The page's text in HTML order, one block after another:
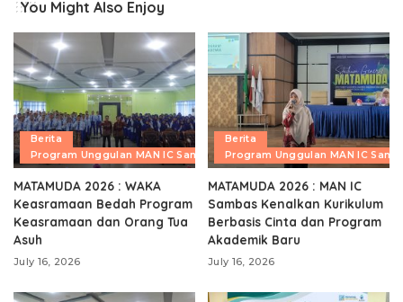
You Might Also Enjoy
Berita
Program Unggulan MAN IC Sambas
MATAMUDA 2026 : WAKA
Keasramaan Bedah Program
Keasramaan dan Orang Tua
Asuh
July 16, 2026
Berita
Program Unggulan MAN IC
MATAMUDA 2026 : MAN IC
Sambas Kenalkan Kurikulum
Berbasis Cinta dan Program
Akademik Baru
July 16, 2026